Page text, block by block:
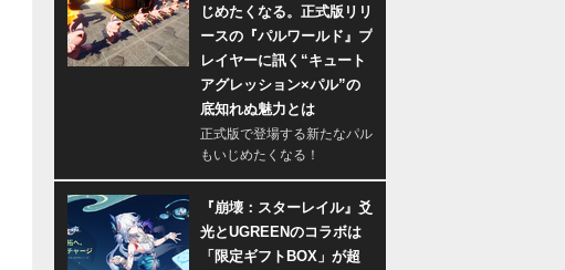
じめたくなる。正式版リリ
ースの『パルワールド』プ
レイヤーに訊く“キュート
アグレッション×パル”の
底知れぬ魅力とは
正式版で登場する新たなパル
もいじめたくなる！
『崩壊：スターレイル』爻
光とUGREENのコラボは
「限定ギフトBOX」が超